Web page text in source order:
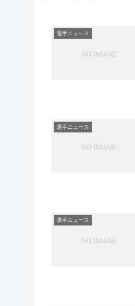
選手ニュース
選手ニュース
選手ニュース